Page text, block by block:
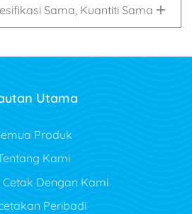
Sama, Kuantiti Sama
Utama
Produk
Kami
Dengan Kami
Peribadi